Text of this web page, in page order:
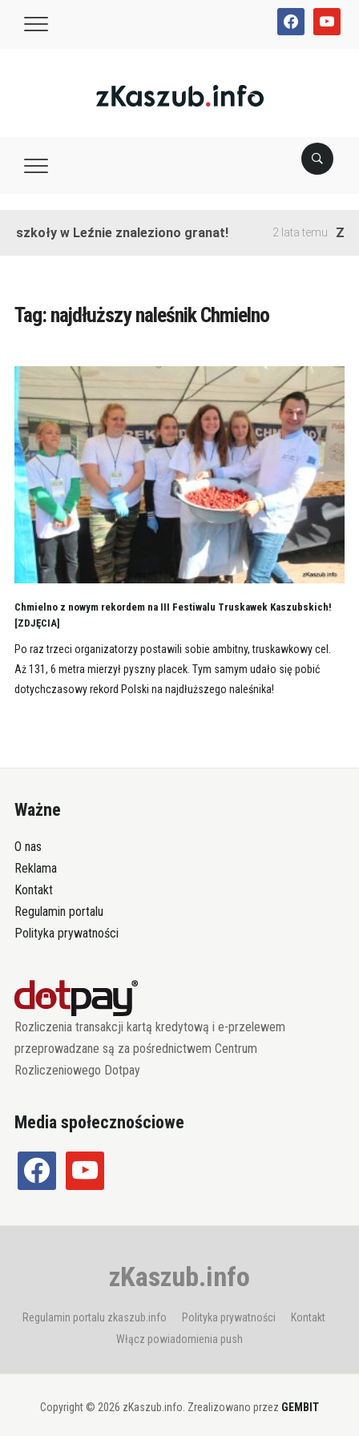
facebookyoutube
szkoły w Leźnie znaleziono granat! 2 lata temu
Tag: najdłuższy naleśnik Chmielno
Chmielno z nowym rekordem na III Festiwalu Truskawek Kaszubskich!
[ZDJĘCIA]
Po raz trzeci organizatorzy postawili sobie ambitny, truskawkowy cel.
Aż 131, 6 metra mierzył pyszny placek. Tym samym udało się pobić
dotychczasowy rekord Polski na najdłuższego naleśnika!
Ważne
O nas
Reklama
Kontakt
Regulamin portalu
Polityka prywatności
Rozliczenia transakcji kartą kredytową i e-przelewem
przeprowadzane są za pośrednictwem Centrum
Rozliczeniowego Dotpay
Media społecznościowe
facebook youtube
zKaszub.info
Regulamin portalu zkaszub.info Polityka prywatności
Kontakt
Włącz powiadomienia push
Copyright © 2026 zKaszub.info. Zrealizowano przez GEMBIT